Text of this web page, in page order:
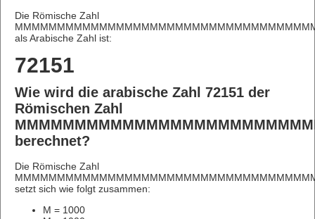
Die Römische Zahl
als Arabische Zahl ist:
72151
Wie wird die arabische Zahl 72151 der
Römischen Zahl
berechnet?
Die Römische Zahl
setzt sich wie folgt zusammen:
M = 1000